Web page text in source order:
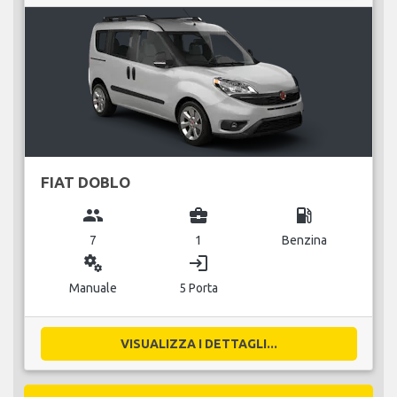
FIAT DOBLO
group
7
business_center
1
local_gas_station
Benzina
miscellaneous_services
Manuale
login
5 Porta
VISUALIZZA I DETTAGLI...